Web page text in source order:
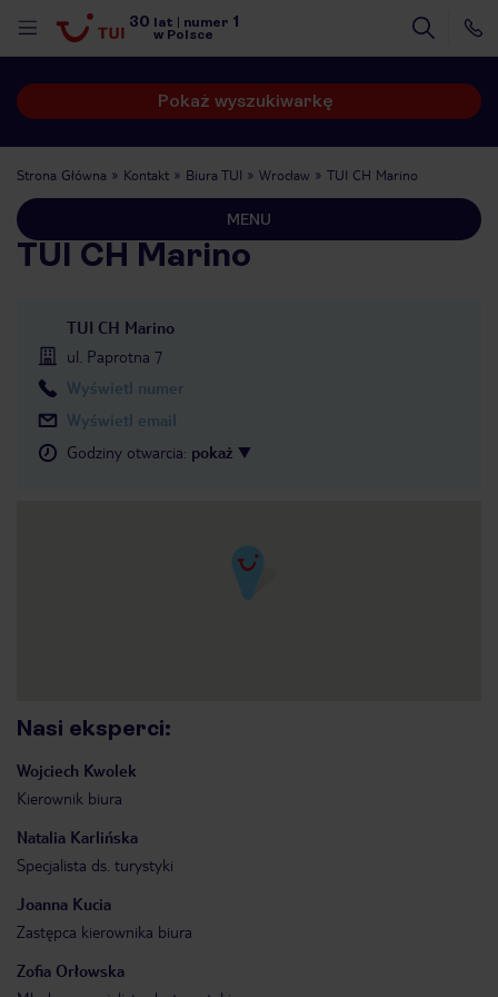
30 lat numer 1
w Polsce
Pokaż wyszukiwarkę
Strona Główna Kontakt Biura TUI Wrocław TUI CH Marino
MENU
TUI CH Marino
TUI CH Marino
ul. Paprotna 7
Wyświetl numer
Wyświetl email
Godziny otwarcia: pokaż
Nasi eksperci:
Wojciech Kwolek
Kierownik biura
Natalia Karlińska
Specjalista ds. turystyki
Joanna Kucia
Zastępca kierownika biura
Zofia Orłowska